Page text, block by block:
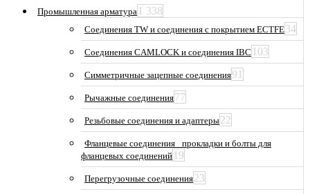
Промышленная арматура 1 338
Соединения TW и соединения с покрытием ECTFE34
Соединения CAMLOCK и соединения IBC 103
Симметричные зацепные соединения91
Рычажные соединения77
Резьбовые соединения и адаптеры22
Фланцевые соединения_ прокладки и болты для
фланцевых соединений 19
Перегрузочные соединения23